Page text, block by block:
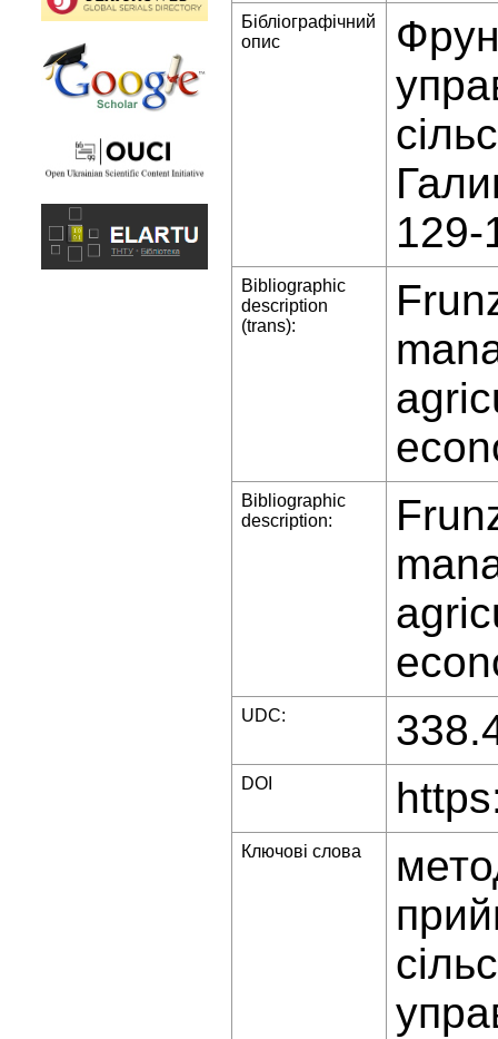
Бібліографічний
опис
129-
Bibliographic
description
(trans):
Bibliographic
description:
UDC:
DOI
Ключові слова